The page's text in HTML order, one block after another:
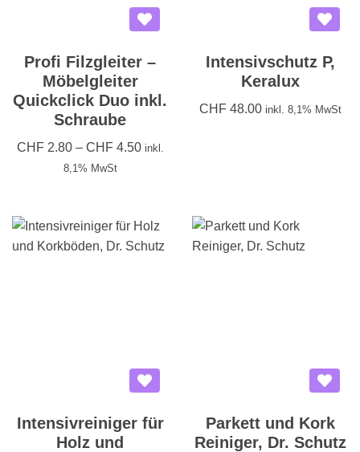
Profi Filzgleiter –
Möbelgleiter
Quickclick Duo inkl.
Schraube
CHF2.80 – CHF4.50 inkl.
8,1% MwSt
Intensivschutz P,
Keralux
CHF48.00 inkl. 8,1% MwSt
Intensivreiniger für
Holz und
Parkett und Kork
Reiniger, Dr. Schutz